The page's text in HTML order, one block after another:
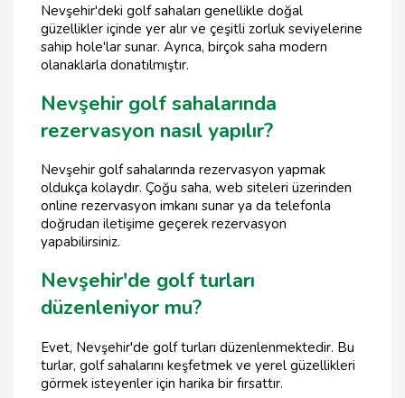
Nevşehir'deki golf sahaları genellikle doğal
güzellikler içinde yer alır ve çeşitli zorluk seviyelerine
sahip hole'lar sunar. Ayrıca, birçok saha modern
olanaklarla donatılmıştır.
Nevşehir golf sahalarında
rezervasyon nasıl yapılır?
Nevşehir golf sahalarında rezervasyon yapmak
oldukça kolaydır. Çoğu saha, web siteleri üzerinden
online rezervasyon imkanı sunar ya da telefonla
doğrudan iletişime geçerek rezervasyon
yapabilirsiniz.
Nevşehir'de golf turları
düzenleniyor mu?
Evet, Nevşehir'de golf turları düzenlenmektedir. Bu
turlar, golf sahalarını keşfetmek ve yerel güzellikleri
görmek isteyenler için harika bir fırsattır.